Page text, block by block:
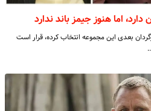
اما هنوز جیمز باند ندارد
بعدی این مجموعه انتخاب کرده، قرار است